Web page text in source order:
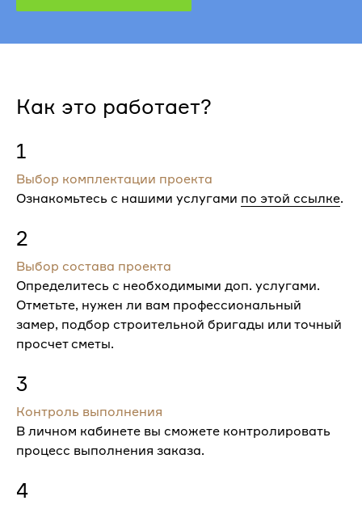
Как это работает?
1
Выбор комплектации проекта
Ознакомьтесь с нашими услугами по этой ссылке.
2
Выбор состава проекта
Определитесь с необходимыми доп. услугами.
Отметьте, нужен ли вам профессиональный
замер, подбор строительной бригады или точный
просчет сметы.
3
Контроль выполнения
В личном кабинете вы сможете контролировать
процесс выполнения заказа.
4